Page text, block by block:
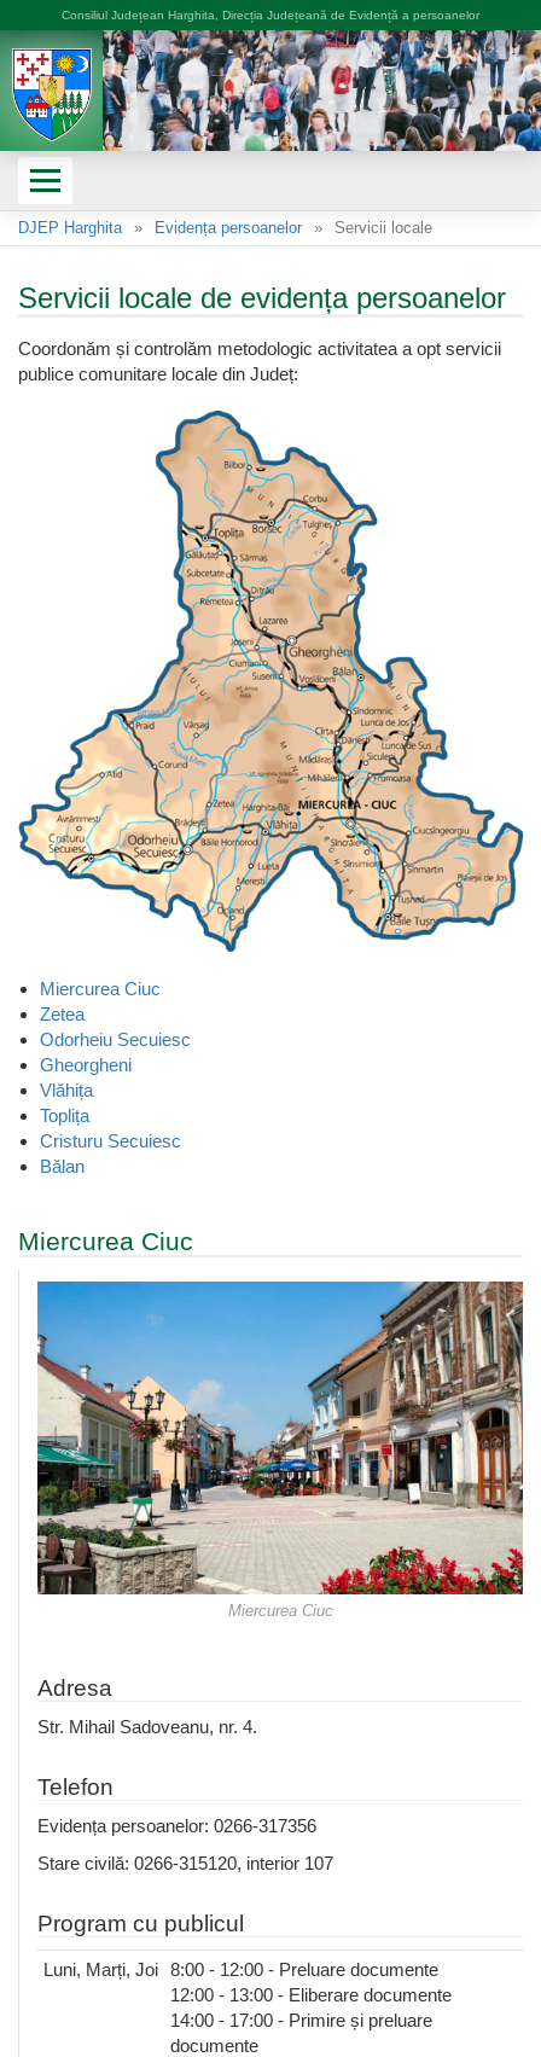
DJEP Harghita Evidența persoanelor Servicii locale
Servicii locale de evidența persoanelor
Coordonăm și controlăm metodologic activitatea a opt servicii
publice comunitare locale din Județ:
Miercurea Ciuc
Zetea
Odorheiu Secuiesc
Gheorgheni
Vlăhița
Toplița
Cristuru Secuiesc
Bălan
Miercurea Ciuc
Miercurea Ciuc
Adresa
Str. Mihail Sadoveanu, nr. 4.
Telefon
Evidența persoanelor: 0266-317356
Stare civilă: 0266-315120, interior 107
Program cu publicul
Luni, Marți, Joi 8:00 - 12:00 - Preluare documente
12:00 - 13:00 - Eliberare documente
14:00 - 17:00 - Primire și preluare
documente
Consiliul Județean Harghita, Direcția Județeană de Evidență a persoanelor